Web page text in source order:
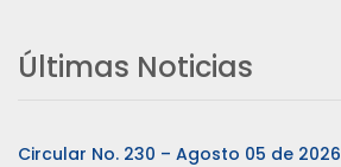
Últimas Noticias
Circular No. 230 – Agosto 05 de 2026